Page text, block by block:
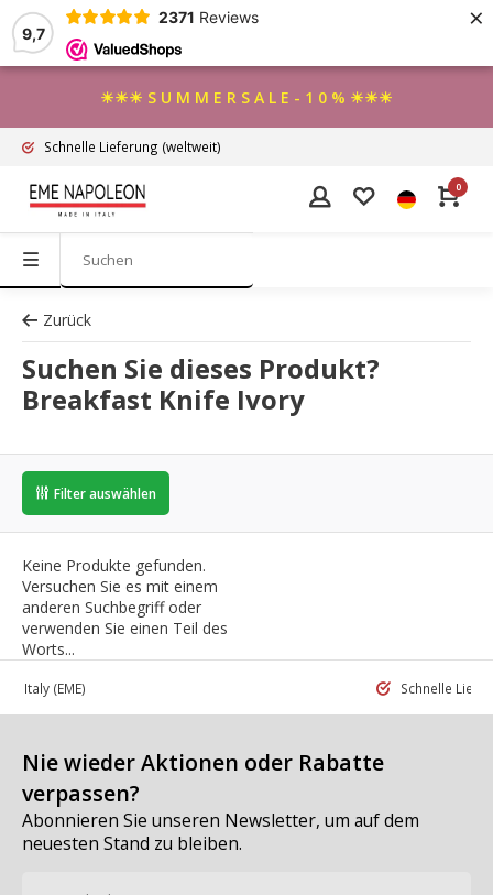
9,7
2371 Reviews ×
☀☀☀ S U M M E R S A L E - 1 0 % ☀☀☀
Schnelle Lieferung (weltweit)
0
Zurück
Suchen Sie dieses Produkt?
Breakfast Knife Ivory
Filter auswählen
Keine Produkte gefunden.
Versuchen Sie es mit einem
anderen Suchbegriff oder
verwenden Sie einen Teil des
Worts...
in Italy (EME) Schnelle
Nie wieder Aktionen oder Rabatte
verpassen?
Abonnieren Sie unseren Newsletter, um auf dem
neuesten Stand zu bleiben.